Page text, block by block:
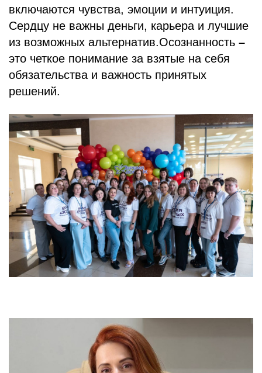
включаются чувства, эмоции и интуиция.
Сердцу не важны деньги, карьера и лучшие
из возможных альтернатив.Осознанность –
это четкое понимание за взятые на себя
обязательства и важность принятых
решений.